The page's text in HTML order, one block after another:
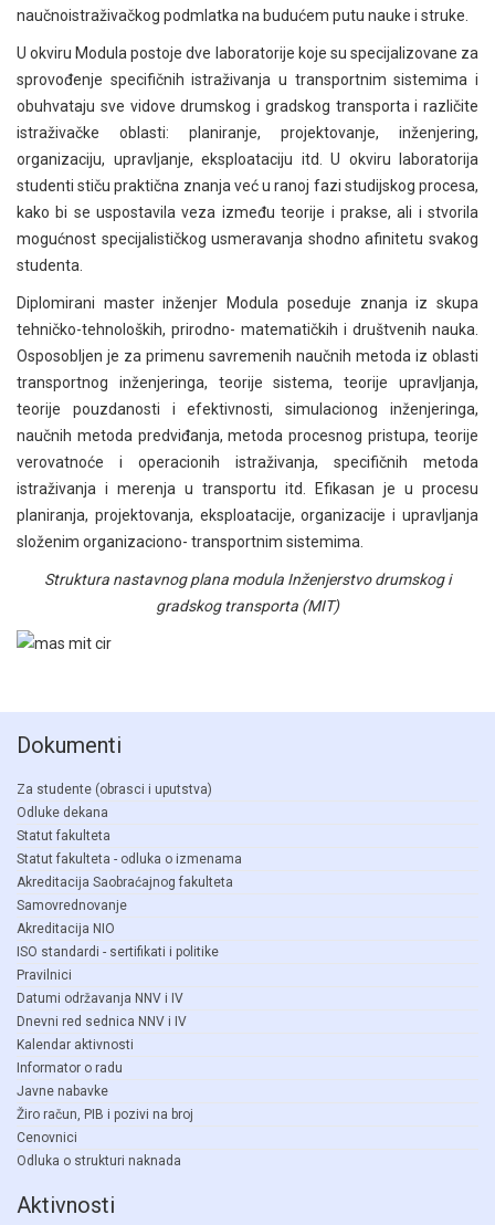
naučnoistraživačkog podmlatka na budućem putu nauke i struke.
U okviru Modula postoje dve laboratorije koje su specijalizovane za
sprovođenje specifičnih istraživanja u transportnim sistemima i
obuhvataju sve vidove drumskog i gradskog transporta i različite
istraživačke oblasti: planiranje, projektovanje, inženjering,
organizaciju, upravljanje, eksploataciju itd. U okviru laboratorija
studenti stiču praktična znanja već u ranoj fazi studijskog procesa,
kako bi se uspostavila veza između teorije i prakse, ali i stvorila
mogućnost specijalističkog usmeravanja shodno afinitetu svakog
studenta.
Diplomirani master inženjer Modula poseduje znanja iz skupa
tehničko-tehnoloških, prirodno- matematičkih i društvenih nauka.
Osposobljen je za primenu savremenih naučnih metoda iz oblasti
transportnog inženjeringa, teorije sistema, teorije upravljanja,
teorije pouzdanosti i efektivnosti, simulacionog inženjeringa,
naučnih metoda predviđanja, metoda procesnog pristupa, teorije
verovatnoće i operacionih istraživanja, specifičnih metoda
istraživanja i merenja u transportu itd. Efikasan je u procesu
planiranja, projektovanja, eksploatacije, organizacije i upravljanja
složenim organizaciono- transportnim sistemima.
Struktura nastavnog plana modula Inženjerstvo drumskog i
gradskog transporta (MIT)
Dokumenti
Za studente (obrasci i uputstva)
Odluke dekana
Statut fakulteta
Statut fakulteta - odluka o izmenama
Akreditacija Saobraćajnog fakulteta
Samovrednovanje
Akreditacija NIO
ISO standardi - sertifikati i politike
Pravilnici
Datumi održavanja NNV i IV
Dnevni red sednica NNV i IV
Kalendar aktivnosti
Informator o radu
Javne nabavke
Žiro račun, PIB i pozivi na broj
Cenovnici
Odluka o strukturi naknada
Aktivnosti